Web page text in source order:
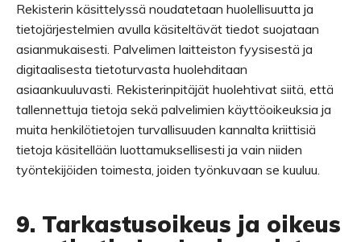
Rekisterin käsittelyssä noudatetaan huolellisuutta ja
tietojärjestelmien avulla käsiteltävät tiedot suojataan
asianmukaisesti. Palvelimen laitteiston fyysisestä ja
digitaalisesta tietoturvasta huolehditaan
asiaankuuluvasti. Rekisterinpitäjät huolehtivat siitä, että
tallennettuja tietoja sekä palvelimien käyttöoikeuksia ja
muita henkilötietojen turvallisuuden kannalta kriittisiä
tietoja käsitellään luottamuksellisesti ja vain niiden
työntekijöiden toimesta, joiden työnkuvaan se kuuluu.
9. Tarkastusoikeus ja oikeus